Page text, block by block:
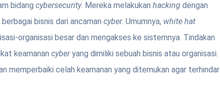
bidang cybersecurity. Mereka melakukan hacking dengan
bisnis dari ancaman cyber. Umumnya, white hat
organisasi besar dan mengakses ke sistemnya. Tindakan
keamanan cyberyang dimiliki sebuah bisnis atau organisasi.
memperbaiki celah keamanan yang ditemukan agar terhindar